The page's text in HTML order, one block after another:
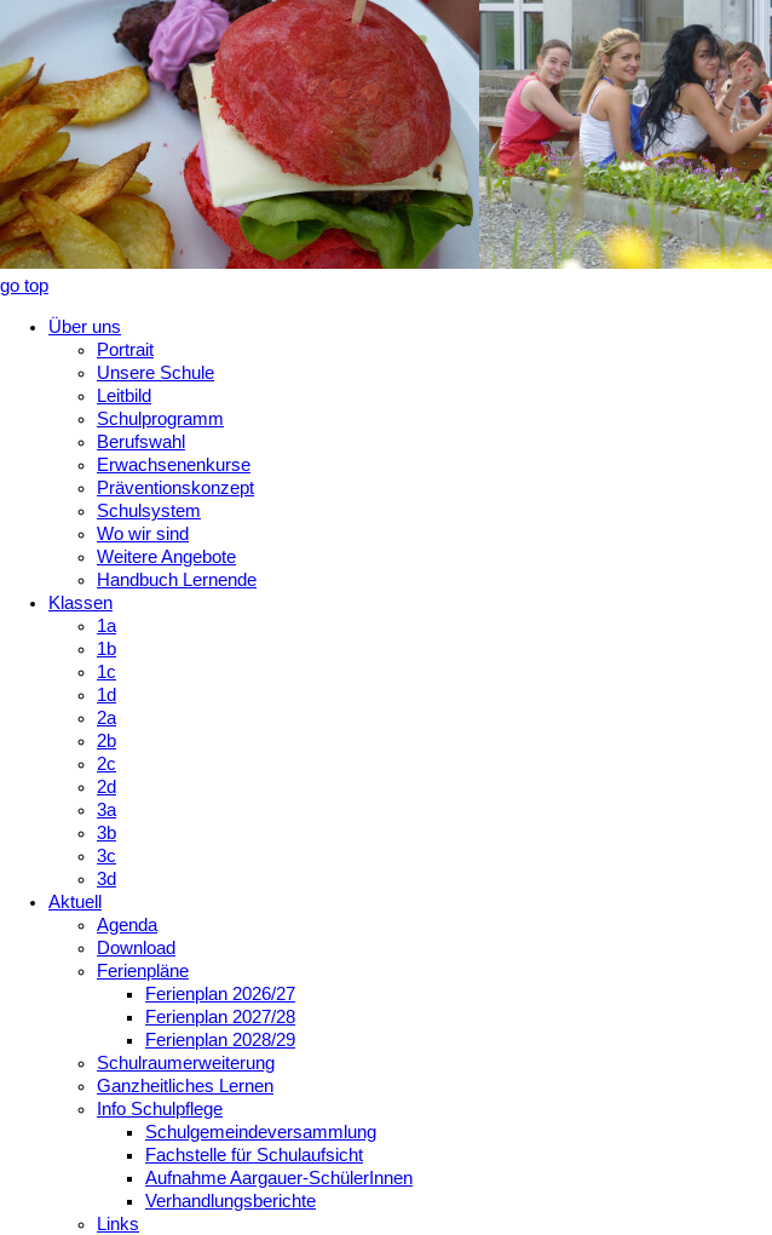
go top
Über uns
Portrait
Unsere Schule
Leitbild
Schulprogramm
Berufswahl
Erwachsenenkurse
Präventionskonzept
Schulsystem
Wo wir sind
Weitere Angebote
Handbuch Lernende
Klassen
1a
1b
1c
1d
2a
2b
2c
2d
3a
3b
3c
3d
Aktuell
Agenda
Download
Ferienpläne
Ferienplan 2026/27
Ferienplan 2027/28
Ferienplan 2028/29
Schulraumerweiterung
Ganzheitliches Lernen
Info Schulpflege
Schulgemeindeversammlung
Fachstelle für Schulaufsicht
Aufnahme Aargauer-SchülerInnen
Verhandlungsberichte
Links